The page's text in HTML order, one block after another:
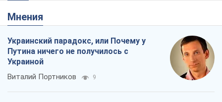
Мнения
Украинский парадокс, или Почему у
Путина ничего не получилось с
Украиной
Виталий Портников 9